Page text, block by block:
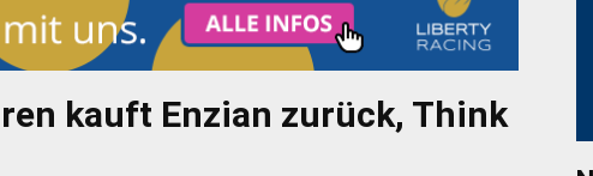
kauft Enzian zurück, Think